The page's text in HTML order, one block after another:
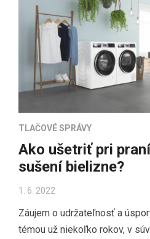
TLAČOVÉ SPRÁVY
Ako ušetriť pri
sušení bielizne?
1. 6. 2022
Záujem o udržateľnosť a
témou už niekoľko rokov, v